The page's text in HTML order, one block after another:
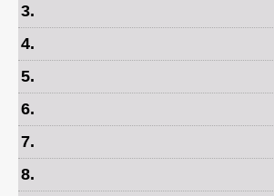
3.
4.
5.
6.
7.
8.